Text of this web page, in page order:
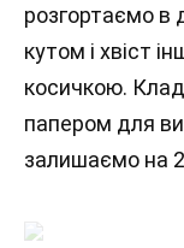
розгортаємо в
кутом і хвіст
косичкою.
папером для
залишаємо на